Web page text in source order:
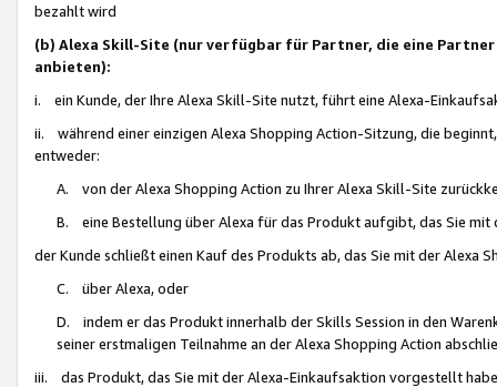
bezahlt wird
(b) Alexa Skill-Site (nur verfügbar für Partner, die eine
anbieten):
i. ein Kunde, der Ihre Alexa Skill-Site nutzt, führt eine Alexa-
ii. während einer einzigen Alexa Shopping Action-Sitzung, die
entweder:
A. von der Alexa Shopping Action zu Ihrer Alexa Skill-Site
B. eine Bestellung über Alexa für das Produkt aufgibt, das Sie mit
der Kunde schließt einen Kauf des Produkts ab, das Sie mit der Alexa
C. über Alexa, oder
D. indem er das Produkt innerhalb der Skills Session in den
seiner erstmaligen Teilnahme an der Alexa Shopping Action
iii. das Produkt, das Sie mit der Alexa-Einkaufsaktion vorgestellt